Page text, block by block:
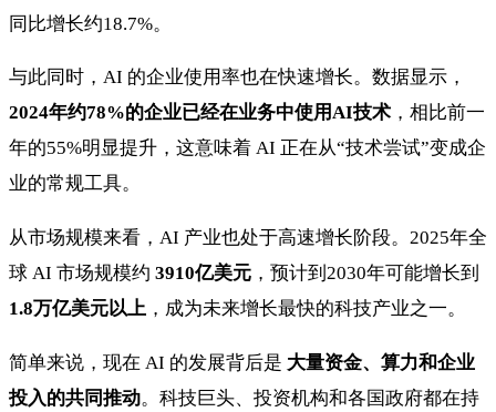
同比增长约18.7%。
与此同时，AI 的企业使用率也在快速增长。数据显示，
2024年约78%的企业已经在业务中使用AI技术 ，相比前一
年的55%明显提升，这意味着 AI 正在从“技术尝试”变成企
业的常规工具。
从市场规模来看，AI 产业也处于高速增长阶段。2025年全
球 AI 市场规模约 3910亿美元 ，预计到2030年可能增长到
1.8万亿美元以上 ，成为未来增长最快的科技产业之一。
简单来说，现在 AI 的发展背后是 大量资金、算力和企业
投入的共同推动。科技巨头、投资机构和各国政府都在持